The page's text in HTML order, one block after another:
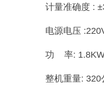
计量准确度 :
电源电压
功 率: 1.8KW
整机重量: 320